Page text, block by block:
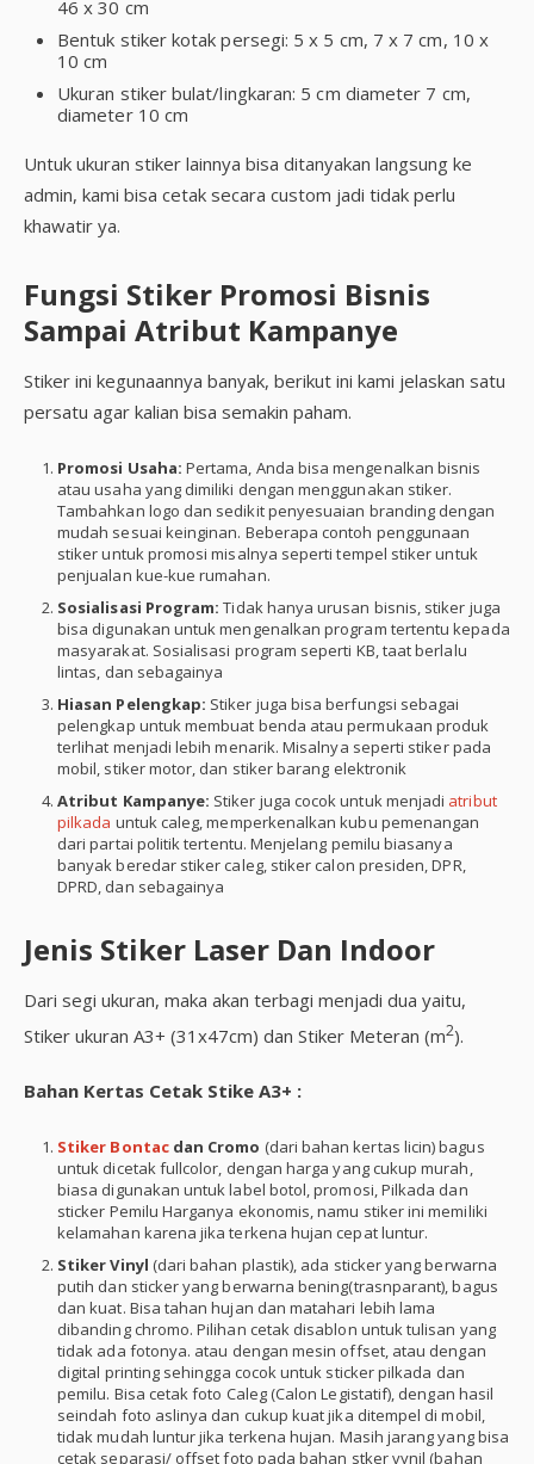
46 x 30 cm
Bentuk stiker kotak persegi: 5 x 5 cm, 7 x 7 cm, 10 x
10 cm
Ukuran stiker bulat/lingkaran: 5 cm diameter 7 cm,
diameter 10 cm
Untuk ukuran stiker lainnya bisa ditanyakan langsung ke
admin, kami bisa cetak secara custom jadi tidak perlu
khawatir ya.
Fungsi Stiker Promosi Bisnis
Sampai Atribut Kampanye
Stiker ini kegunaannya banyak, berikut ini kami jelaskan satu
persatu agar kalian bisa semakin paham.
Promosi Usaha: Pertama, Anda bisa mengenalkan bisnis
atau usaha yang dimiliki dengan menggunakan stiker.
Tambahkan logo dan sedikit penyesuaian branding dengan
mudah sesuai keinginan. Beberapa contoh penggunaan
stiker untuk promosi misalnya seperti tempel stiker untuk
penjualan kue-kue rumahan.
Sosialisasi Program: Tidak hanya urusan bisnis, stiker juga
bisa digunakan untuk mengenalkan program tertentu kepada
masyarakat. Sosialisasi program seperti KB, taat berlalu
lintas, dan sebagainya
Hiasan Pelengkap: Stiker juga bisa berfungsi sebagai
pelengkap untuk membuat benda atau permukaan produk
terlihat menjadi lebih menarik. Misalnya seperti stiker pada
mobil, stiker motor, dan stiker barang elektronik
Atribut Kampanye: Stiker juga cocok untuk menjadi atribut
pilkada untuk caleg, memperkenalkan kubu pemenangan
dari partai politik tertentu. Menjelang pemilu biasanya
banyak beredar stiker caleg, stiker calon presiden, DPR,
DPRD, dan sebagainya
Jenis Stiker Laser Dan Indoor
Dari segi ukuran, maka akan terbagi menjadi dua yaitu,
Stiker ukuran A3+ (31x47cm) dan Stiker Meteran (m2).
Bahan Kertas Cetak Stike A3+ :
Stiker Bontacdan Cromo (dari bahan kertas licin) bagus
untuk dicetak fullcolor, dengan harga yang cukup murah,
biasa digunakan untuk label botol, promosi, Pilkada dan
sticker Pemilu Harganya ekonomis, namu stiker ini memiliki
kelamahan karena jika terkena hujan cepat luntur.
Stiker Vinyl (dari bahan plastik), ada sticker yang berwarna
putih dan sticker yang berwarna bening(trasnparant), bagus
dan kuat. Bisa tahan hujan dan matahari lebih lama
dibanding chromo. Pilihan cetak disablon untuk tulisan yang
tidak ada fotonya. atau dengan mesin offset, atau dengan
digital printing sehingga cocok untuk sticker pilkada dan
pemilu. Bisa cetak foto Caleg (Calon Legistatif), dengan hasil
seindah foto aslinya dan cukup kuat jika ditempel di mobil,
tidak mudah luntur jika terkena hujan. Masih jarang yang bisa
cetak separasi/ offset foto pada bahan stker vynil (bahan